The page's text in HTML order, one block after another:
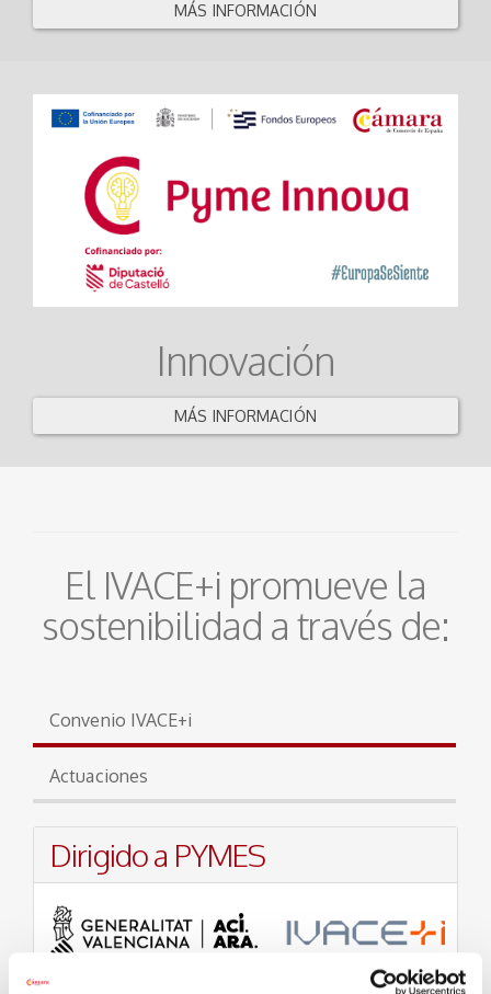
MÁS INFORMACIÓN
Innovación
MÁS INFORMACIÓN
El IVACE+i promueve la
sostenibilidad a través de:
Convenio IVACE+i
Actuaciones
Dirigido a PYMES